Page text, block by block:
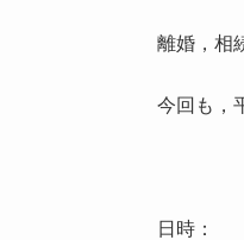
離婚，相
今回も，
日時：